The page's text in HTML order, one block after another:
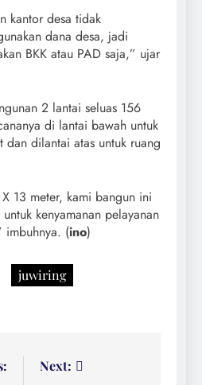
kantor desa tidak
dana desa, jadi
BKK atau PAD saja,” ujar
2 lantai seluas 156
di lantai bawah untuk
dan dilantai atas untuk ruang
13 meter, kami bangun ini
kenyamanan pelayanan
imbuhnya. (ino)
juwiring
Next: